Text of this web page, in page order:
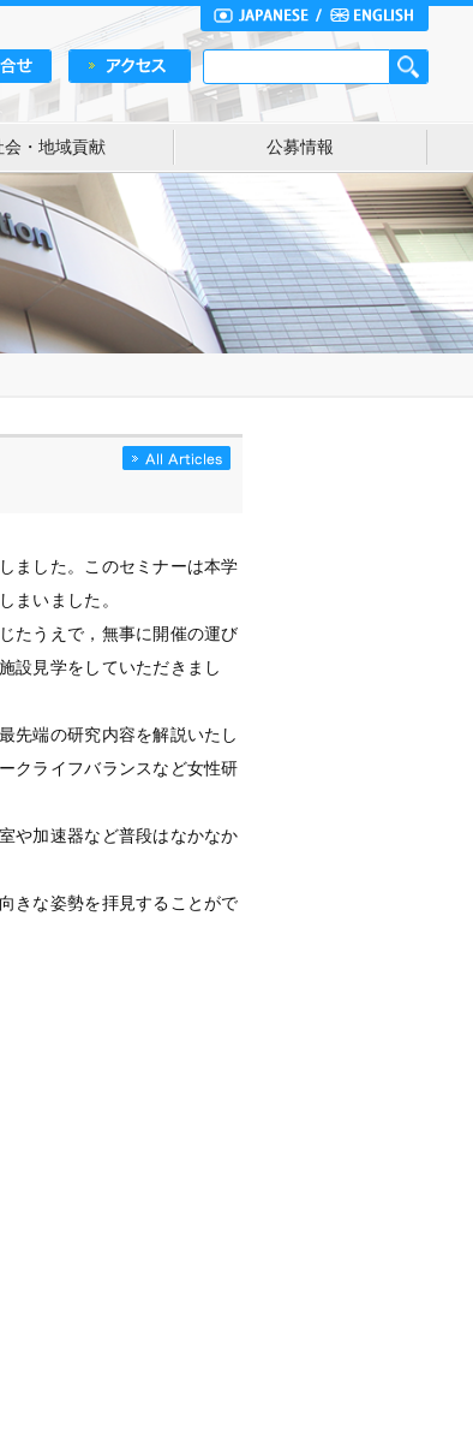
会・地域貢献 公募情報
ました。このセミナーは本学
まいました。
たうえで，無事に開催の運び
設見学をしていただきまし
先端の研究内容を解説いたし
クライフバランスなど女性研
や加速器など普段はなかなか
きな姿勢を拝見することがで